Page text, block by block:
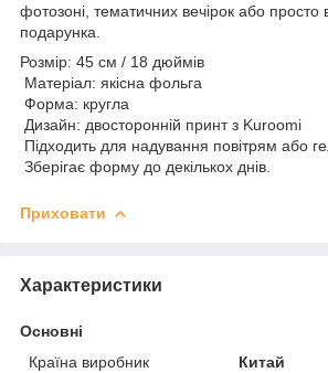
фотозоні, тематичних вечірок або просто
подарунка.
Розмір: 45 см / 18 дюймів
Матеріал: якісна фольга
Форма: кругла
Дизайн: двосторонній принт з Kuroomi
Підходить для надування повітрям або
Зберігає форму до декількох днів.
Приховати
Характеристики
Основні
Країна виробник
Китай